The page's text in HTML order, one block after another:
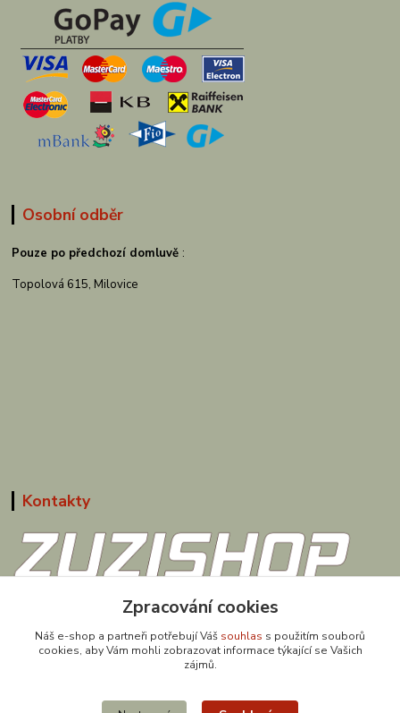
Osobní odběr
Pouze po předchozí domluvě :
Topolová 615, Milovice
Kontakty
obchod@zuzishop.cz
Zpracování cookies
Náš e-shop a partneři potřebují Váš souhlas s použitím souborů
cookies, aby Vám mohli zobrazovat informace týkající se Vašich
zájmů.